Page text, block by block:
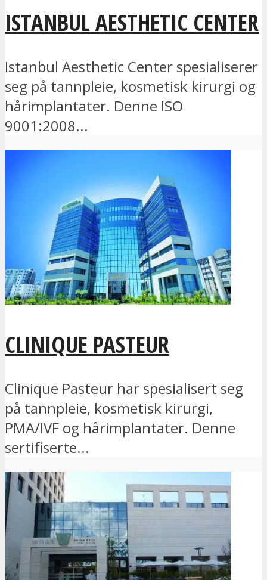
ISTANBUL AESTHETIC CENTER
Istanbul Aesthetic Center spesialiserer
seg på tannpleie, kosmetisk kirurgi og
hårimplantater. Denne ISO
9001:2008...
CLINIQUE PASTEUR
Clinique Pasteur har spesialisert seg
på tannpleie, kosmetisk kirurgi,
PMA/IVF og hårimplantater. Denne
sertifiserte...